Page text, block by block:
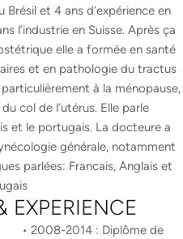
Brésil et 4 ans d’expérience en
l’industrie en Suisse. Après ça
elle a formée en santé
et en pathologie du tractus
à la ménopause,
col de l’utérus. Elle parle
et le portugais. La docteure a
générale, notamment
parlées: Francais, Anglais et
EXPERIENCE
• 2008-2014 : Diplôme de